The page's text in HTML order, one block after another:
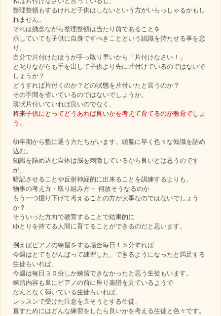
整理整頓もするけれど子供はしないという方がいらっしゃるかもし
れません。
それは残念ながら整理整頓は当たり前であることを
示していても子供に自身ですべきことという認識を持たせる事を怠
り、
自分で片付けたほうが手っ取り早いから「片付けなさい！」
と叱りながらも手を出して子供より先に片付けているのではないで
しょうか？
どうすれば片付くのか？どの状態を片付いたと言うのか？
その手間を省いているのではないでしょうか。
現状片付いていれば良いのでなく、
将来子供にとってどうあれば良いかを考えて育てるのが教育でしょ
う。
幼年期から塾に通う方たちがいます。頭脳に早く色々な知識を詰め
込む。
知識を詰め込む自体は脳を刺激しているから良いとは思うのです
が、
暗記させることや反射神経的に出来ることを訓練するよりも、
物事の考え方・取り組み方・ 何故そうなるのか
もう一つ掘り下げて考えることの方が大事なのではないでしょう
か？
そういった方向で教育することで結果的に
ゆとりを持てる人間に育てることができるのだと思います。
例えばピアノの練習をする場合毎日１５分すれば
今週はとてもがんばって練習した、できるようになったと満足する
生徒もいれば、
今週は毎日３０分しか練習できなかったと思う生徒もいます。
練習内容も単にピアノの前に座り楽譜を見ているようで
なんとなく弾いている生徒もいれば、
レッスンで受けた注意を直そうとする生徒、
直すためにはどんな練習をしたら良いかを考える生徒と色々です。